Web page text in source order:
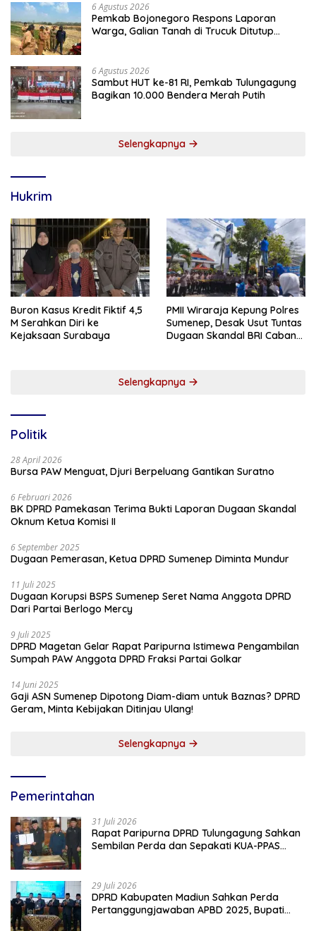
6 Agustus 2026
Pemkab Bojonegoro Respons Laporan
Warga, Galian Tanah di Trucuk Ditutup
6 Agustus 2026
Sambut HUT ke-81 RI, Pemkab Tulungagung
Bagikan 10.000 Bendera Merah Putih
Selengkapnya
Hukrim
Buron Kasus Kredit Fiktif 4,5
M Serahkan Diri ke
Kejaksaan Surabaya
PMII Wiraraja Kepung Polres
Sumenep, Desak Usut Tuntas
Dugaan Skandal BRI Cabang
Selengkapnya
Politik
28 April 2026
Bursa PAW Menguat, Djuri Berpeluang Gantikan Suratno
6 Februari 2026
BK DPRD Pamekasan Terima Bukti Laporan Dugaan Skandal
Oknum Ketua Komisi II
6 September 2025
Dugaan Pemerasan, Ketua DPRD Sumenep Diminta Mundur
11 Juli 2025
Dugaan Korupsi BSPS Sumenep Seret Nama Anggota DPRD
Dari Partai Berlogo Mercy
9 Juli 2025
DPRD Magetan Gelar Rapat Paripurna Istimewa Pengambilan
Sumpah PAW Anggota DPRD Fraksi Partai Golkar
14 Juni 2025
Gaji ASN Sumenep Dipotong Diam-diam untuk Baznas? DPRD
Geram, Minta Kebijakan Ditinjau Ulang!
Selengkapnya
Pemerintahan
31 Juli 2026
Rapat Paripurna DPRD Tulungagung Sahkan
Sembilan Perda dan Sepakati KUA-PPAS
29 Juli 2026
DPRD Kabupaten Madiun Sahkan Perda
Pertanggungjawaban APBD 2025, Bupati